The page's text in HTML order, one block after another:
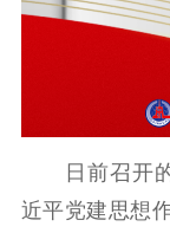
主题宣传
记
精品生产
文化交流
日前召开的
近平党建思想